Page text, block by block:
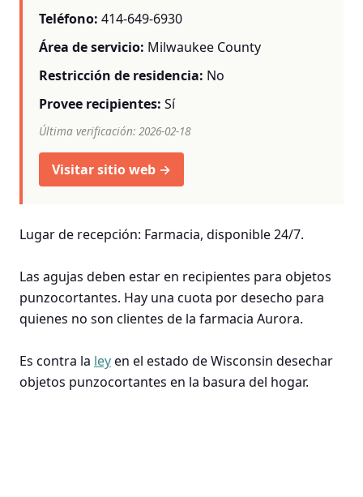
Teléfono: 414-649-6930
Área de servicio: Milwaukee County
Restricción de residencia: No
Provee recipientes: Sí
Última verificación: 2026-02-18
Visitar sitio web →
Lugar de recepción: Farmacia, disponible 24/7.
Las agujas deben estar en recipientes para objetos
punzocortantes. Hay una cuota por desecho para
quienes no son clientes de la farmacia Aurora.
Es contra la leyen el estado de Wisconsin desechar
objetos punzocortantes en la basura del hogar.